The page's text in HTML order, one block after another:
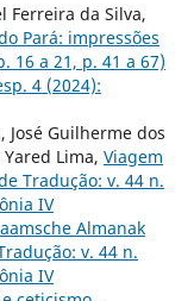
Ferreira da Silva,
Pará: impressões
16 a 21, p. 41 a 67)
4 (2024):
José Guilherme dos
Lima, Viagem
Tradução: v. 44 n.
IV
Almanak
v. 44 n.
IV